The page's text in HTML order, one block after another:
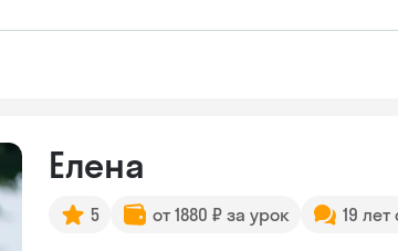
Елена
5 от 1880 ₽ за урок 19